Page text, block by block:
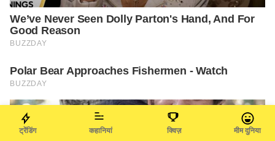
ट्रेंडिंग कहानियां क्विज़ मीम दुनिया